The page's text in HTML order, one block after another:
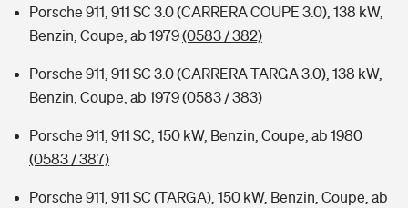
Porsche 911, 911 SC 3.0 (CARRERA COUPE 3.0), 138 kW,
Benzin, Coupe, ab 1979(0583 / 382)
Porsche 911, 911 SC 3.0 (CARRERA TARGA 3.0), 138 kW,
Benzin, Coupe, ab 1979(0583 / 383)
Porsche 911, 911 SC, 150 kW, Benzin, Coupe, ab 1980
(0583 / 387)
Porsche 911, 911 SC (TARGA), 150 kW, Benzin, Coupe, ab